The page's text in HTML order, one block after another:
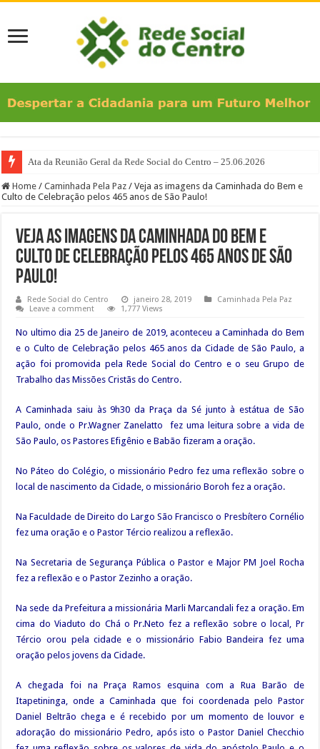
Ata da Reunião Geral da Rede Social do Centro – 25.06.2026
Home / Caminhada Pela Paz / Veja as imagens da Caminhada do Bem e
Culto de Celebração pelos 465 anos de São Paulo!
Veja as imagens da Caminhada do Bem e
Culto de Celebração pelos 465 anos de São
Paulo!
Rede Social do Centro janeiro 28, 2019
Caminhada Pela Paz
Leave a comment
1,777 Views
No ultimo dia 25 de Janeiro de 2019, aconteceu a Caminhada do Bem
e o Culto de Celebração pelos 465 anos da Cidade de São Paulo, a
ação foi promovida pela Rede Social do Centro e o seu Grupo de
Trabalho das Missões Cristãs do Centro.
A Caminhada saiu às 9h30 da Praça da Sé junto à estátua de São
Paulo, onde o Pr.Wagner Zanelatto fez uma leitura sobre a vida de
São Paulo, os Pastores Efigênio e Babão fizeram a oração.
No Páteo do Colégio, o missionário Pedro fez uma reflexão sobre o
local de nascimento da Cidade, o missionário Boroh fez a oração.
Na Faculdade de Direito do Largo São Francisco o Presbítero Cornélio
fez uma oração e o Pastor Tércio realizou a reflexão.
Na Secretaria de Segurança Pública o Pastor e Major PM Joel Rocha
fez a reflexão e o Pastor Zezinho a oração.
Na sede da Prefeitura a missionária Marli Marcandali fez a oração. Em
cima do Viaduto do Chá o Pr.Neto fez a reflexão sobre o local, Pr
Tércio orou pela cidade e o missionário Fabio Bandeira fez uma
oração pelos jovens da Cidade.
A chegada foi na Praça Ramos esquina com a Rua Barão de
Itapetininga, onde a Caminhada que foi coordenada pelo Pastor
Daniel Beltrão chega e é recebido por um momento de louvor e
adoração do missionário Pedro, após isto o Pastor Daniel Checchio